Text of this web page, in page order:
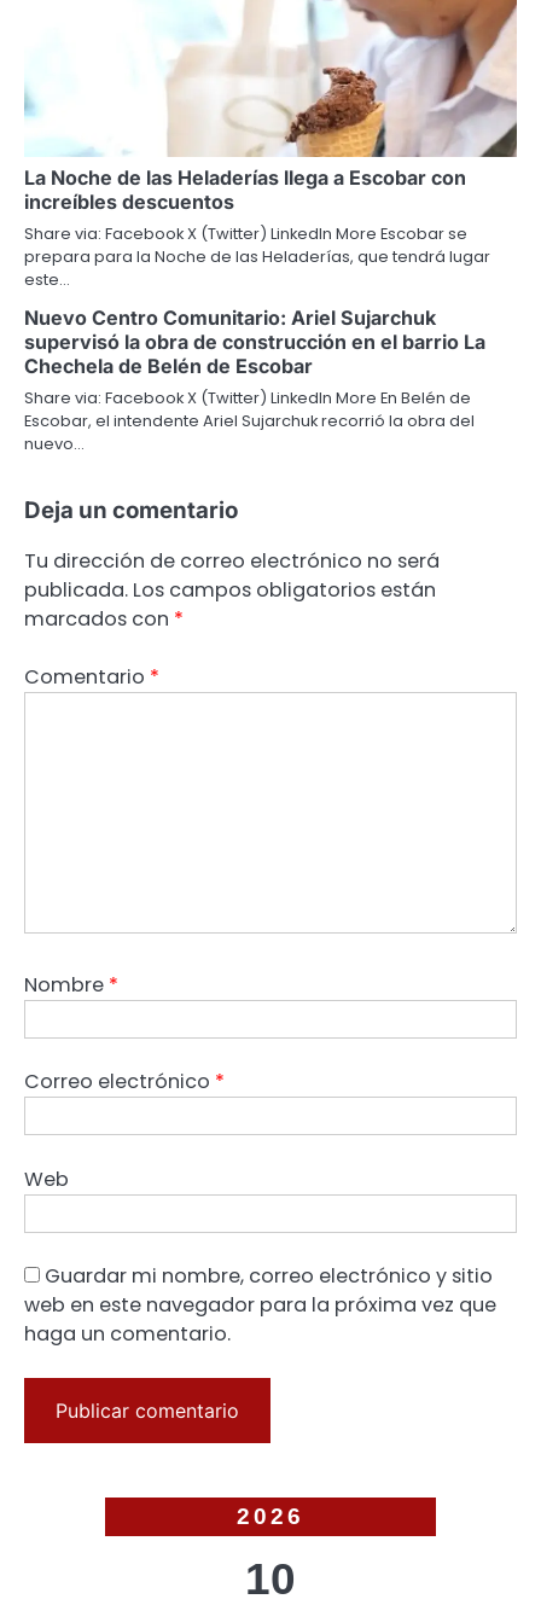
La Noche de las Heladerías llega a Escobar con
increíbles descuentos
Share via: Facebook X (Twitter) LinkedIn More Escobar se
prepara para la Noche de las Heladerías, que tendrá lugar
este…
Nuevo Centro Comunitario: Ariel Sujarchuk
supervisó la obra de construcción en el barrio La
Chechela de Belén de Escobar
Share via: Facebook X (Twitter) LinkedIn More En Belén de
Escobar, el intendente Ariel Sujarchuk recorrió la obra del
nuevo…
Deja un comentario
Tu dirección de correo electrónico no será
publicada. Los campos obligatorios están
marcados con *
Comentario *
Nombre *
Correo electrónico *
Web
Guardar mi nombre, correo electrónico y sitio
web en este navegador para la próxima vez que
haga un comentario.
2026
10